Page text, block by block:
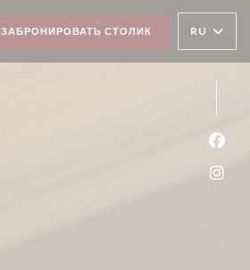
ЗАБРОНИРОВАТЬ СТОЛИК RU